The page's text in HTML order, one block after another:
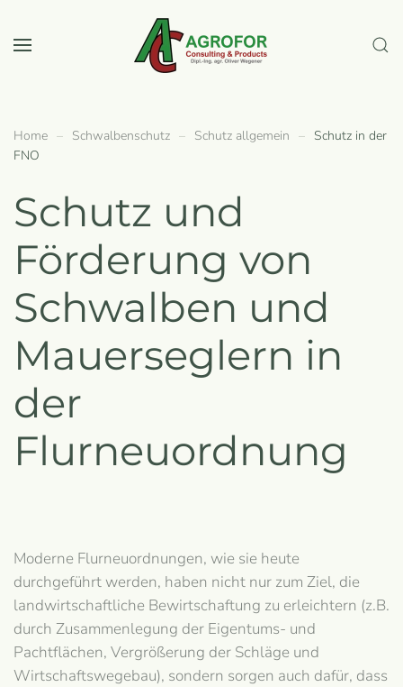
Zum Hauptinhalt springen
Home Schwalbenschutz Schutz allgemein
Schutz in der
FNO
Schutz und
Förderung von
Schwalben und
Mauerseglern in
der
Flurneuordnung
Moderne Flurneuordnungen, wie sie heute
durchgeführt werden, haben nicht nur zum Ziel, die
landwirtschaftliche Bewirtschaftung zu erleichtern (z.B.
durch Zusammenlegung der Eigentums- und
Pachtflächen, Vergrößerung der Schläge und
Wirtschaftswegebau), sondern sorgen auch dafür, dass